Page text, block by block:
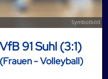
Symbolbild
91 Suhl (3:1)
- Volleyball)